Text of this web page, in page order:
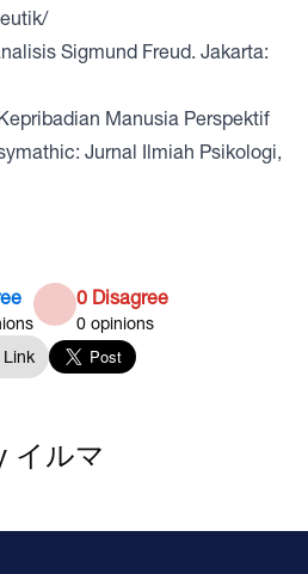
Sigmund Freud. Jakarta:
Manusia Perspektif
Jurnal Ilmiah Psikologi,
0 Disagree
0 opinions
Link
イルマ